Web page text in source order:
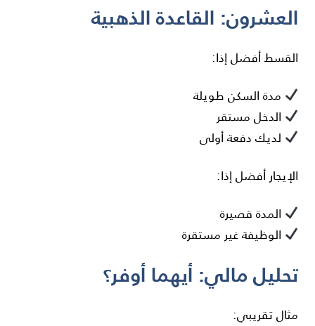
العشرون: القاعدة الذهبية
القسط أفضل إذا:
مدة السكن طويلة
الدخل مستقر
لديك دفعة أولى
الإيجار أفضل إذا:
المدة قصيرة
الوظيفة غير مستقرة
تحليل مالي: أيهما أوفر؟
مثال تقريبي: